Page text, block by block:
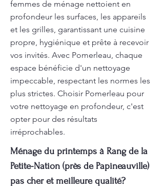
femmes de ménage nettoient en
profondeur les surfaces, les appareils
et les grilles, garantissant une cuisine
propre, hygiénique et prête à recevoir
vos invités. Avec Pomerleau, chaque
espace bénéficie d'un nettoyage
impeccable, respectant les normes les
plus strictes. Choisir Pomerleau pour
votre nettoyage en profondeur, c'est
opter pour des résultats
irréprochables.
Ménage du printemps à Rang de la
Petite-Nation (près de Papineauville)
pas cher et meilleure qualité?